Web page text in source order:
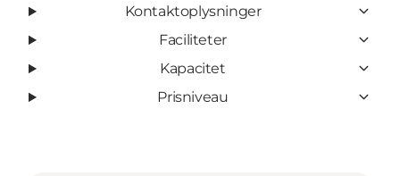
Kontaktoplysninger
Faciliteter
Kapacitet
Prisniveau